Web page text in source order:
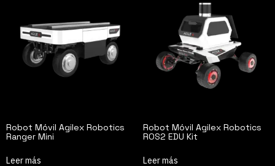
Robot Móvil Agilex Robotics
Ranger Mini
Leer más
Robot Móvil Agilex Robotics
ROS2 EDU Kit
Leer más